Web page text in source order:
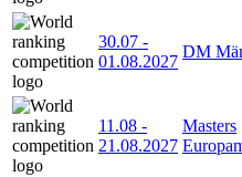
30.07 -
01.08.2027
DM
11.08 -
21.08.2027
Masters